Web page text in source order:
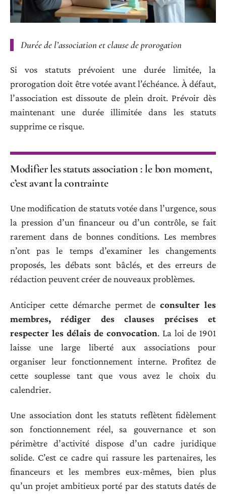
Durée de l’association et clause de prorogation
Si vos statuts prévoient une durée limitée, la
prorogation doit être votée avant l’échéance. À défaut,
l’association est dissoute de plein droit. Prévoir dès
maintenant une durée illimitée dans les statuts
supprime ce risque.
Modifier les statuts association : le bon moment,
c’est avant la contrainte
Une modification de statuts votée dans l’urgence, sous
la pression d’un financeur ou d’un contrôle, se fait
rarement dans de bonnes conditions. Les membres
n’ont pas le temps d’examiner les changements
proposés, les débats sont bâclés, et des erreurs de
rédaction peuvent créer de nouveaux problèmes.
Anticiper cette démarche permet deconsulter les
membres, rédiger des clauses précises et
respecter les délais de convocation. La loi de 1901
laisse une large liberté aux associations pour
organiser leur fonctionnement interne. Profitez de
cette souplesse tant que vous avez le choix du
calendrier.
Une association dont les statuts reflètent fidèlement
son fonctionnement réel, sa gouvernance et son
périmètre d’activité dispose d’un cadre juridique
solide. C’est ce cadre qui rassure les partenaires, les
financeurs et les membres eux-mêmes, bien plus
qu’un projet ambitieux porté par des statuts datés de